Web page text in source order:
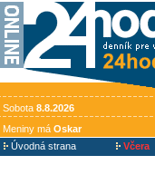
Sobota 8.8.2026
Meniny má Oskar
Úvodná strana
Včera